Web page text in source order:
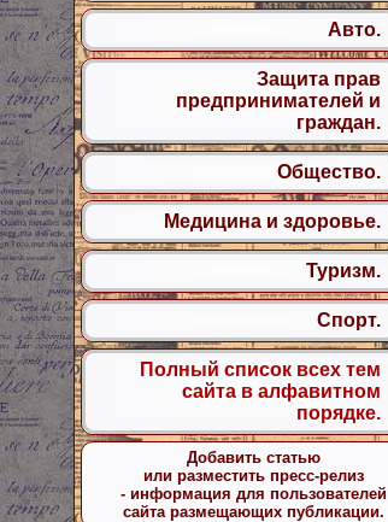
Авто.
Защита прав
предпринимателей и
граждан.
Общество.
Медицина и здоровье.
Туризм.
Спорт.
Полный список всех тем
сайта в алфавитном
порядке.
Добавить статью
или разместить пресс-релиз
- информация для пользователей
сайта размещающих публикации.